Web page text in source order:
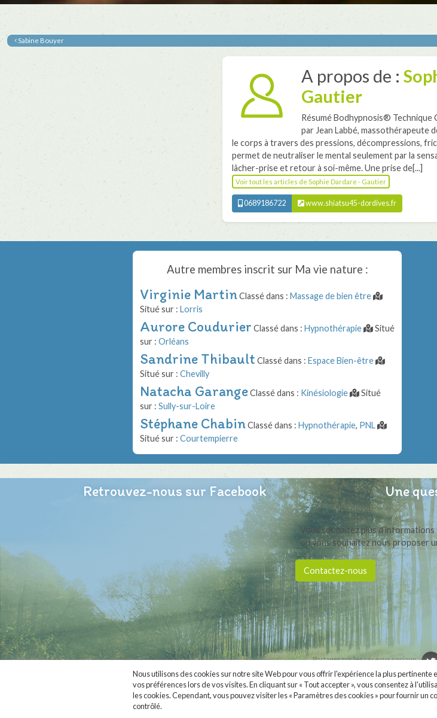
Sabine Bouyer
A propos de :
Gautier
Résumé Bodhypnosis® Technique
par Jean Labbé, massothérapeute
le corps à travers des pressions, décompressions,
permet de neutraliser le mental seulement par la
lâcher-prise et retour à soi-même. Une prise de[...]
Voir tout les articles de Sophie Dardare - Gautier
0689186722 www.shiatsu45-dordives.fr
Autre membres inscrit sur Ma vie nature :
Virginie MartinClassé dans : Massage de bien être
Situé sur : Lorris
Aurore Coudurier Classé dans : Hypnothérapie
Situé
sur : Orléans
Sandrine Thibault Classé dans : Espace Bien-être
Situé sur : Chevilly
Natacha GarangeClassé dans : Kinésiologie
Situé
sur : Sully-sur-Loire
Stéphane ChabinClassé dans : Hypnothérapie, PNL
Situé sur : Courtempierre
Retrouvez-nous sur Facebook Une
Vous souhaitez plus
ou vous souhaitez nous proposer
Contactez-nous
Partager sur les réseaux sociaux :
MaVieNature.fr est fièrement propulsé par . Une créationWhornat
Nous utilisons des cookies sur notre site Web pour vous offrir l'expérience la plus pertinente
vos préférences lors de vos visites. En cliquant sur « Tout accepter », vous consentez à
les cookies. Cependant, vous pouvez visiter les « Paramètres des cookies » pour fournir un
contrôlé.